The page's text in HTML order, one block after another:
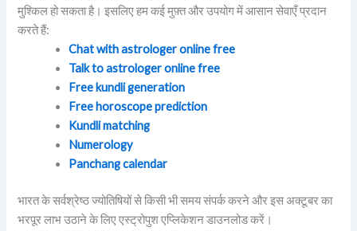
मुश्किल हो सकता है। इसलिए हम कई मुफ़्त और उपयोग में आसान सेवाएँ प्रदान
करते हैं:
Chat with astrologer online free
Talk to astrologer online free
Free kundli generation
Free horoscope prediction
Kundli matching
Numerology
Panchang calendar
भारत के सर्वश्रेष्ठ ज्योतिषियों से किसी भी समय संपर्क करने और इस अक्टूबर का
भरपूर लाभ उठाने के लिए एस्ट्रोपुश एप्लिकेशन डाउनलोड करें।